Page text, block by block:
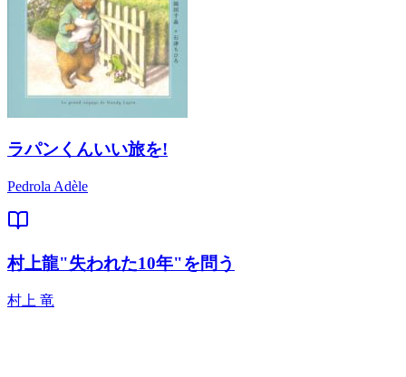
ラパンくんいい旅を!
Pedrola Adèle
村上龍"失われた10年"を問う
村上 竜